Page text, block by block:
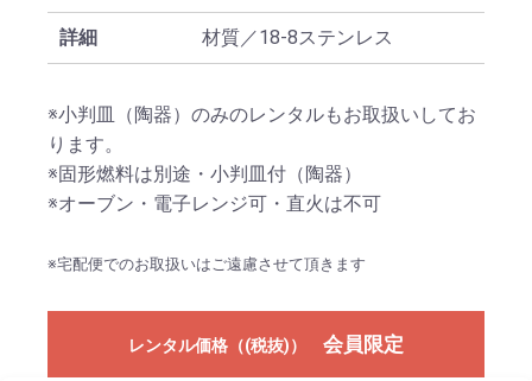
詳細 材質／18-8ステンレス
※小判皿（陶器）のみのレンタルもお取扱いしてお
ります。
※固形燃料は別途・小判皿付（陶器）
※オーブン・電子レンジ可・直火は不可
※宅配便でのお取扱いはご遠慮させて頂きます
レンタル価格（(税抜)） 会員限定